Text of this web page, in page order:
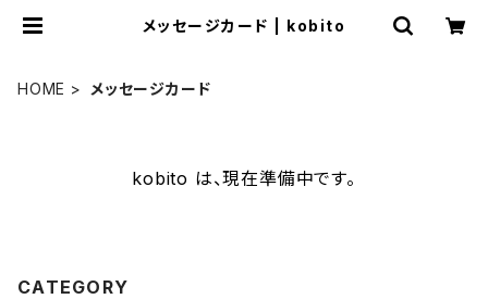
メッセージカード | kobito
HOME メッセージカード
kobito は、現在準備中です。
CATEGORY